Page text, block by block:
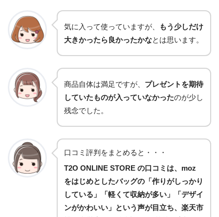
気に入って使っていますが、
もう少しだけ
大きかったら良かったかなとは思います。
商品自体は満足ですが、 プレゼントを期待
していたものが入っていなかったのが少し
残念でした。
口コミ評判をまとめると・・・
T2O ONLINE STORE の口コミは、moz
をはじめとしたバッグの「作りがしっかり
している」「軽くて収納が多い」「デザイ
ンがかわいい」という声が目立ち、楽天市